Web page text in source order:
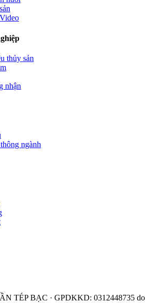
thủy sản
nhận
ngành
TÉP BẠC · GPDKKD: 0312448735 do